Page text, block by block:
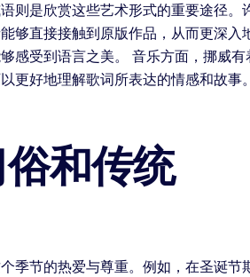
则是欣赏这些艺术形式的重要途径。
够直接接触到原版作品，从而更深
感受到语言之美。 音乐方面，挪威
更好地理解歌词所表达的情感和故
和传统
季节的热爱与尊重。例如，在圣诞